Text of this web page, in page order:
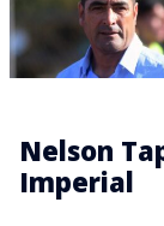
Nelson
Imperial